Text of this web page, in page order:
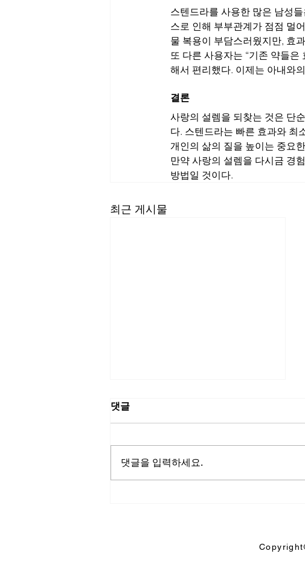
스텐드라를 사용한 많은 남성
스로 인해 부부관계가 점점 멀
물 복용이 부담스러웠지만, 효
또 다른 사용자는 “기존 약들
해서 편리했다. 이제는 아내와
결론
사랑의 설렘을 되찾는 것은 단
다. 스텐드라는 빠른 효과와 최
개인의 삶의 질을 높이는 중요
만약 사랑의 설렘을 다시금 경
방법일 것이다.
최근 게시물
댓글
댓글을 입력하세요.